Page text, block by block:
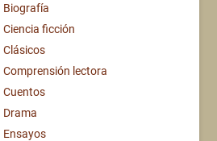
Biografía
Ciencia ficción
Clásicos
Comprensión lectora
Cuentos
Drama
Ensayos